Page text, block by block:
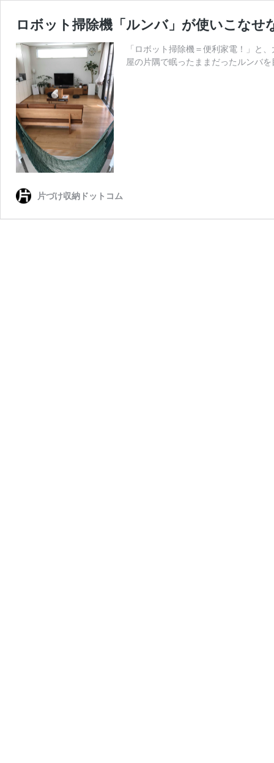
ロボット掃除機「ルンバ」が使いこな
「ロボット掃除機＝便利家電！」と
屋の片隅で眠ったままだったルンバ
片づけ収納ドットコム